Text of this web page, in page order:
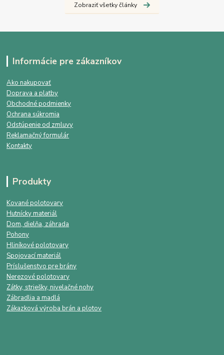
Zobraziť všetky články
Informácie pre zákazníkov
Ako nakupovať
Doprava a platby
Obchodné podmienky
Ochrana súkromia
Odstúpenie od zmluvy
Reklamačný formulár
Kontakty
Produkty
Kované polotovary
Hutnícky materiál
Dom, dielňa, záhrada
Pohony
Hliníkové polotovary
Spojovací materiál
Príslušenstvo pre brány
Nerezové polotovary
Zátky, striešky, nivelačné nohy
Zábradlia a madlá
Zákazková výroba brán a plotov